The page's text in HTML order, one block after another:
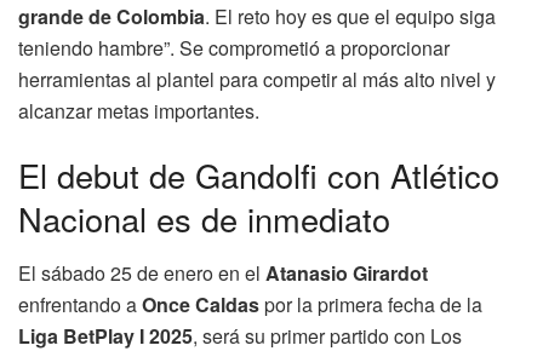
grande de Colombia. El reto hoy es que el equipo siga
teniendo hambre”. Se comprometió a proporcionar
herramientas al plantel para competir al más alto nivel y
alcanzar metas importantes.
El debut de Gandolfi con Atlético
Nacional es de inmediato
El sábado 25 de enero en el Atanasio Girardot
enfrentando aOnce Caldaspor la primera fecha de la
Liga BetPlay I 2025, será su primer partido con Los